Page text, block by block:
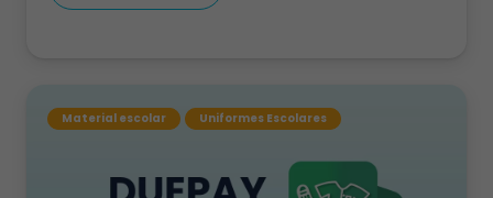
Material escolar Uniformes Escolares